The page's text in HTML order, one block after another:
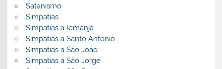
Satanismo
Simpatias
Simpatias a Iemanjá
Simpatias a Santo Antonio
Simpatias a São João
Simpatias a São Jorge